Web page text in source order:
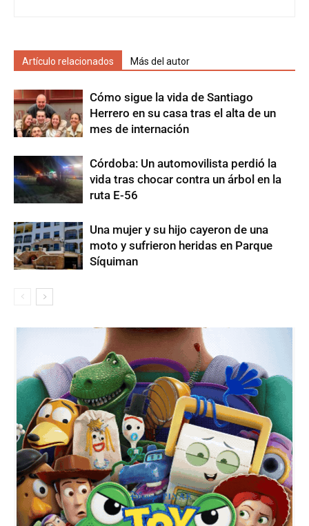
Artículo relacionados Más del autor
Cómo sigue la vida de Santiago
Herrero en su casa tras el alta de un
mes de internación
Córdoba: Un automovilista perdió la
vida tras chocar contra un árbol en la
ruta E-56
Una mujer y su hijo cayeron de una
moto y sufrieron heridas en Parque
Síquiman